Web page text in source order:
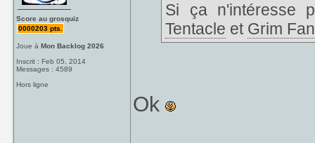
Score au grosquiz
0000203 pts.
Joue àMon Backlog 2026
Inscrit : Feb 05, 2014
Messages : 4589
Hors ligne
Si ça n'intéresse
Tentacle et Grim
Ok